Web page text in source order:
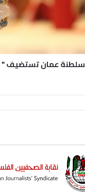
سلطنة عمان تستضيف "